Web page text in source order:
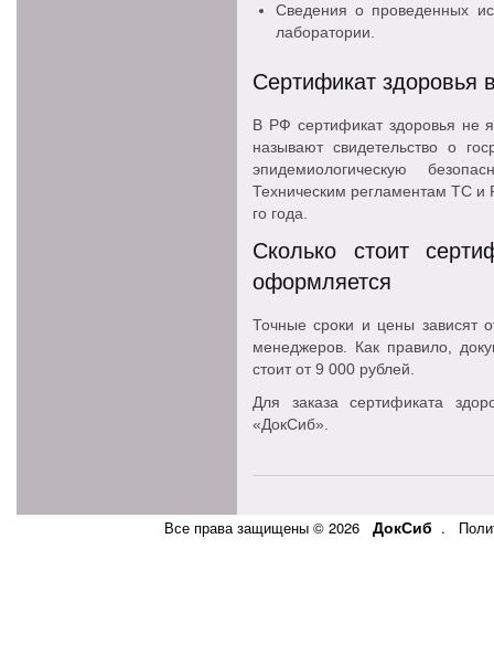
Сведения о проведенных
лаборатории.
Сертификат здоровья
В РФ сертификат здоровья не
называют свидетельство о
эпидемиологическую
Техническим регламентам ТС
го года.
Сколько стоит
оформляется
Точные сроки и цены зависят
менеджеров. Как правило,
стоит от 9 000 рублей.
Для заказа сертификата
«ДокСиб».
Все права защищены © 2026 ДокСиб .